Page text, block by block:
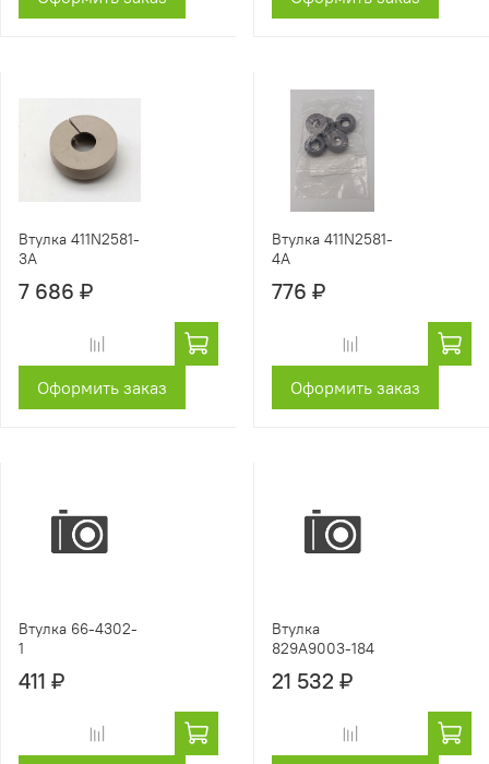
Втулка 411N2581-
3A
7 686 ₽
Оформить заказ
Втулка 411N2581-
4A
776 ₽
Оформить заказ
Втулка 66-4302-
1
411 ₽
Втулка
829A9003-184
21 532 ₽